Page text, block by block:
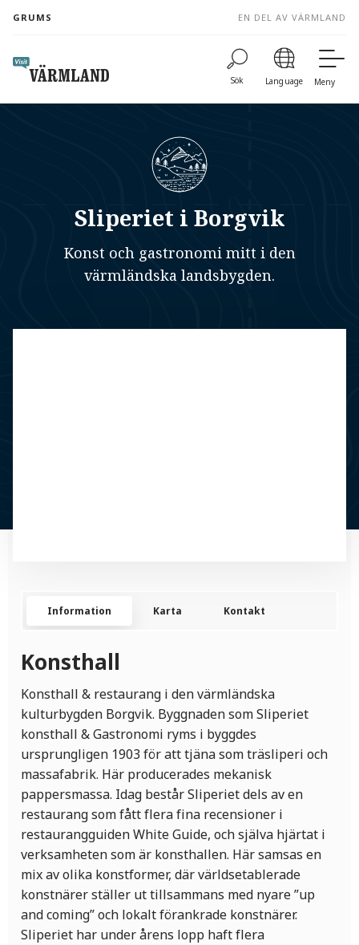
content
GRUMS EN DEL AV VÄRMLAND
Sök Language Meny
Sliperiet i Borgvik
Konst och gastronomi mitt i den
värmländska landsbygden.
Information Karta Kontakt
Konsthall
Konsthall & restaurang i den värmländska
kulturbygden Borgvik. Byggnaden som Sliperiet
konsthall & Gastronomi ryms i byggdes
ursprungligen 1903 för att tjäna som träsliperi och
massafabrik. Här producerades mekanisk
pappersmassa. Idag består Sliperiet dels av en
restaurang som fått flera fina recensioner i
restaurangguiden White Guide, och själva hjärtat i
verksamheten som är konsthallen. Här samsas en
mix av olika konstformer, där världsetablerade
konstnärer ställer ut tillsammans med nyare ”up
and coming” och lokalt förankrade konstnärer.
Sliperiet har under årens lopp haft flera